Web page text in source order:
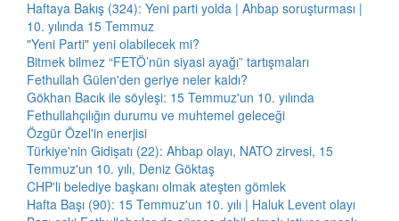
Haftaya Bakış (324): Yeni parti yolda | Ahbap soruşturması |
10. yılında 15 Temmuz
"Yeni Parti" yeni olabilecek mi?
Bitmek bilmez “FETÖ’nün siyasi ayağı” tartışmaları
Fethullah Gülen'den geriye neler kaldı?
Gökhan Bacık ile söyleşi: 15 Temmuz'un 10. yılında
Fethullahçılığın durumu ve muhtemel geleceği
Özgür Özel'in enerjisi
Türkiye'nin Gidişatı (22): Ahbap olayı, NATO zirvesi, 15
Temmuz'un 10. yılı, Deniz Göktaş
CHP'li belediye başkanı olmak ateşten gömlek
Hafta Başı (90): 15 Temmuz'un 10. yılı | Haluk Levent olayı